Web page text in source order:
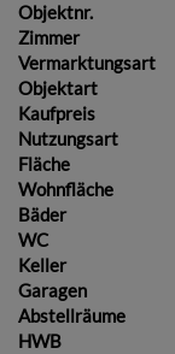
Objektnr.
Zimmer
Vermarktungsart
Objektart
Kaufpreis
Nutzungsart
Fläche
Wohnfläche
Bäder
WC
Keller
Garagen
Abstellräume
HWB